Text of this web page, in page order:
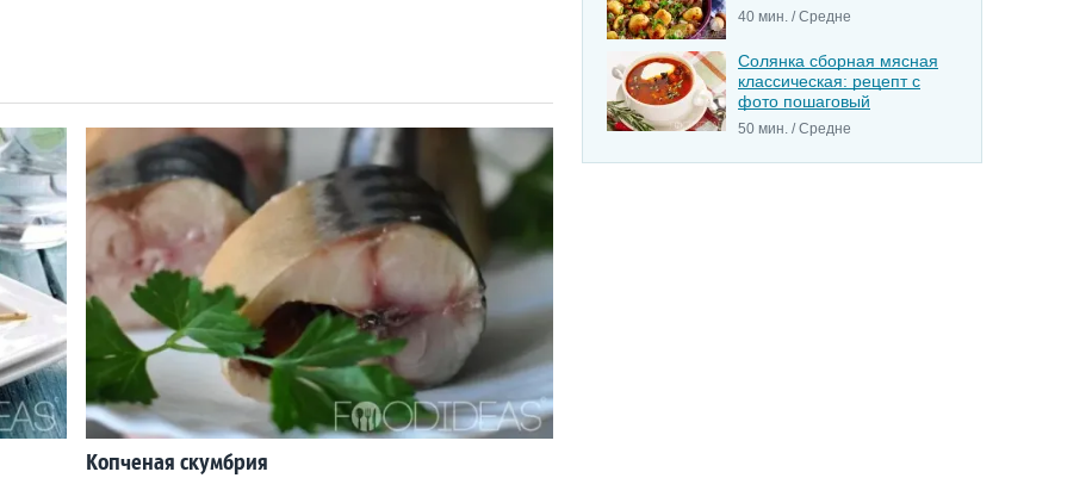
Копченая скумбрия
40 мин. / Средне
Солянка сборная мясная
классическая: рецепт с
фото пошаговый
50 мин. / Средне